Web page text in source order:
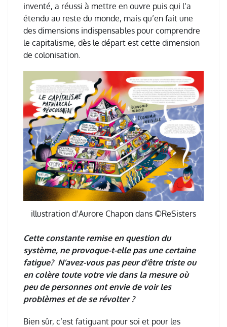
inventé, a réussi à mettre en ouvre puis qui l’a
étendu au reste du monde, mais qu’en fait une
des dimensions indispensables pour comprendre
le capitalisme, dès le départ est cette dimension
de colonisation.
illustration d’Aurore Chapon dans ©ReSisters
Cette constante remise en question du
système, ne provoque-t-elle pas une certaine
fatigue? N’avez-vous pas peur d’être triste ou
en colère toute votre vie dans la mesure où
peu de personnes ont envie de voir les
problèmes et de se révolter ?
Bien sûr, c’est fatiguant pour soi et pour les